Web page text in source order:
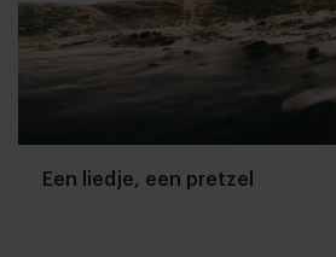
Een liedje, een pretzel